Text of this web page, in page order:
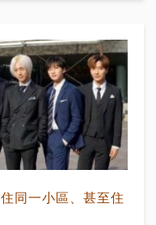
同一小區、甚至住